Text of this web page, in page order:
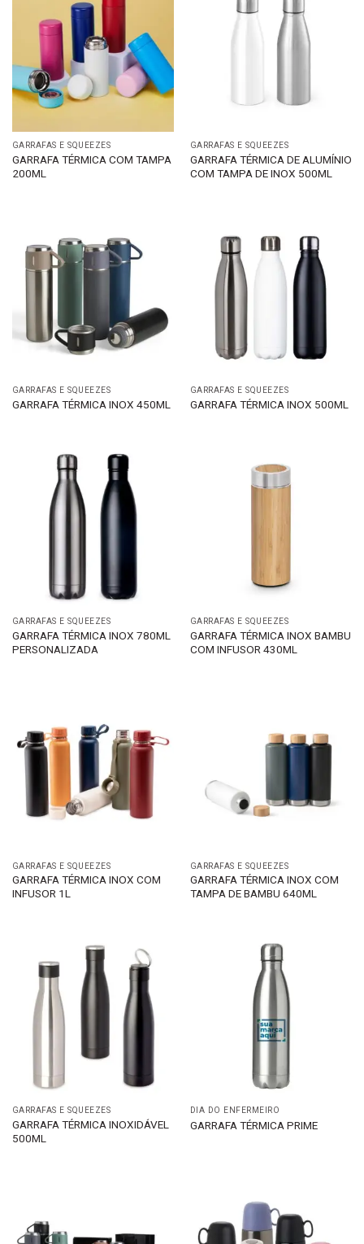
GARRAFAS E SQUEEZES
GARRAFA TÉRMICA COM TAMPA
200ML
GARRAFAS E SQUEEZES
GARRAFA TÉRMICA DE ALUMÍNIO
COM TAMPA DE INOX 500ML
GARRAFAS E SQUEEZES
GARRAFA TÉRMICA INOX 450ML
GARRAFAS E SQUEEZES
GARRAFA TÉRMICA INOX 500ML
GARRAFAS E SQUEEZES
GARRAFA TÉRMICA INOX 780ML
PERSONALIZADA
GARRAFAS E SQUEEZES
GARRAFA TÉRMICA INOX BAMBU
COM INFUSOR 430ML
GARRAFAS E SQUEEZES
GARRAFA TÉRMICA INOX COM
INFUSOR 1L
GARRAFAS E SQUEEZES
GARRAFA TÉRMICA INOX COM
TAMPA DE BAMBU 640ML
GARRAFAS E SQUEEZES
GARRAFA TÉRMICA INOXIDÁVEL
500ML
DIA DO ENFERMEIRO
GARRAFA TÉRMICA PRIME